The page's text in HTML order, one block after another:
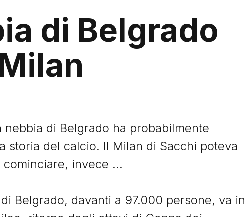
di Belgrado
di Belgrado ha probabilmente
storia del calcio. Il Milan di Sacchi poteva
invece ...
Belgrado, davanti a 97.000 persone, va in